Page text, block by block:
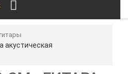
акустическая